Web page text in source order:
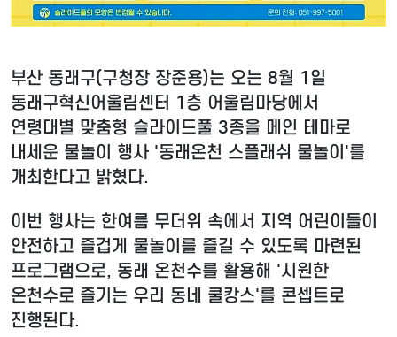
부산 동래구(구청장 장준용)는 오는 8월 1일
동래구혁신어울림센터 1층 어울림마당에서
연령대별 맞춤형 슬라이드풀 3종을 메인 테마로
내세운 물놀이 행사 '동래온천 스플래쉬 물놀이'를
개최한다고 밝혔다.
이번 행사는 한여름 무더위 속에서 지역 어린이들이
안전하고 즐겁게 물놀이를 즐길 수 있도록 마련된
프로그램으로, 동래 온천수를 활용해 '시원한
온천수로 즐기는 우리 동네 쿨캉스'를 콘셉트로
진행된다.